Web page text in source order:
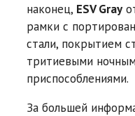
наконец, ESV Gray
рамки с
стали, покрытием
тритиевыми
приспособлениями.
За большей